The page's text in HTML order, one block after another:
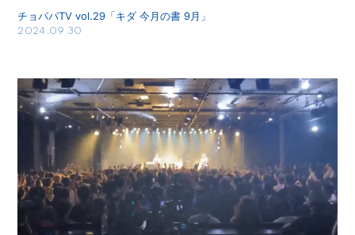
チョパパTV vol.29「キダ 今月の書 9月」
2024.09.30